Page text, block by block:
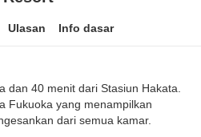
Ulasan Info dasar
dan 40 menit dari Stasiun Hakata.
Fukuoka yang menampilkan
dari semua kamar.